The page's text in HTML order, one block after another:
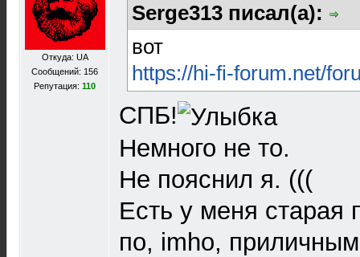
Откуда: UA
Сообщений: 156
Репутация: 110
Serge313 писал(а):
вот
https://hi-fi-forum.net/
СПБ!
Немного не то.
Не пояснил я. (((
Есть у меня старая
по, imho,